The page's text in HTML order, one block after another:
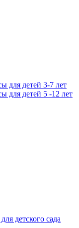
для детей 3-7 лет
для детей 5 -12 лет
детского сада